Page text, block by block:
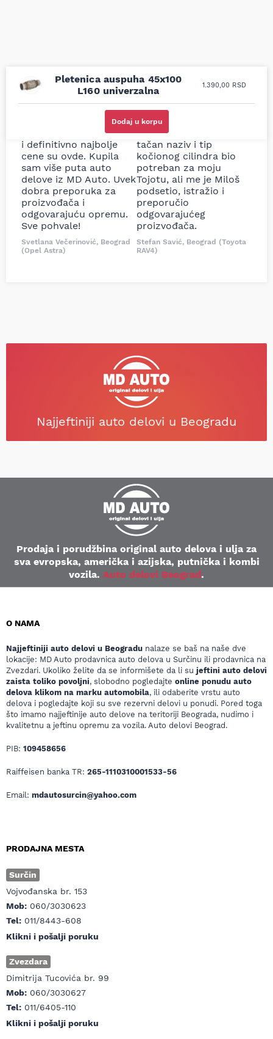
Pletenica auspuha 45x100
L160 univerzalna
1.390,00 RSD
Dodaj u korpu
Uporedila sam sve
prodavnice auto delova
i definitivno najbolje
cene su ovde. Kupila
sam više puta auto
delove iz MD Auto. Uvek
dobra preporuka za
proizvođača i
odgovarajuću opremu.
Sve pohvale!
Svetlana Večerinović, Beograd
(Opel Astra)
Odlična usluga i
ljubazni prodavci.
Nisam bio siguran koji je
tačan naziv i tip
kočionog cilindra bio
potreban za moju
Tojotu, ali me je Miloš
podsetio, istražio i
preporučio
odgovarajućeg
proizvođača.
Stefan Savić, Beograd (Toyota
RAV4)
Najjeftiniji auto delovi u Beogradu
Prodaja i porudžbina original auto delova i ulja za
sva evropska, američka i azijska, putnička i kombi
vozila. Auto delovi Beograd.
O NAMA
Najjeftiniji auto delovi u Beogradu nalaze se baš na naše dve
lokacije: MD Auto prodavnica auto delova u Surčinu ili prodavnica na
Zvezdari. Ukoliko želite da se informišete da li su jeftini auto delovi
zaista toliko povoljni, slobodno pogledajte online ponudu auto
delova klikom na marku automobila, ili odaberite vrstu auto
delova i pogledajte koji su sve rezervni delovi u ponudi. Pored toga
što imamo najjeftinije auto delove na teritoriji Beograda, nudimo i
kvalitetnu a jeftinu opremu za vozila. Auto delovi Beograd.
PIB: 109458656
Raiffeisen banka TR: 265-1110310001533-56
Email: mdautosurcin@yahoo.com
PRODAJNA MESTA
Surčin
Vojvođanska br. 153
Mob: 060/3030623
Tel: 011/8443-608
Klikni i pošalji poruku
Zvezdara
Dimitrija Tucovića br. 99
Mob: 060/3030627
Tel: 011/6405-110
Klikni i pošalji poruku